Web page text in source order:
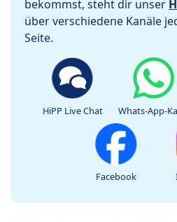
bekommst, steht dir unser
über verschiedene Kanäle
Seite.
HiPP Live Chat Whats-App-
Facebook